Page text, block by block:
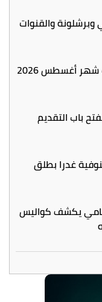
وبرشلونة والقنوات
بعد بيان المالية.. موعد صرف مرتبات شهر أغسطس 2026
باب التقديم
غدرا بطلق
يكشف كواليس